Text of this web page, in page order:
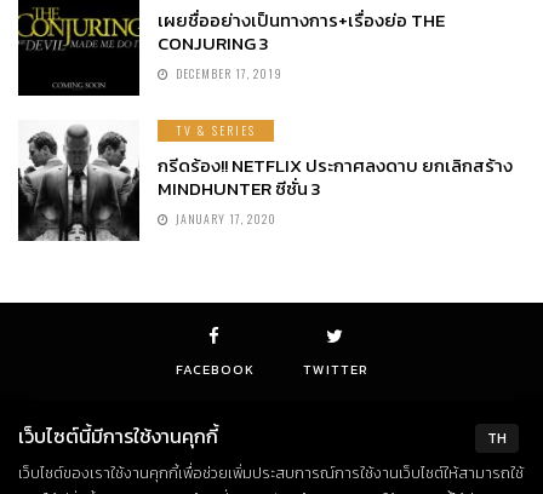
เผยชื่ออย่างเป็นทางการ+เรื่องย่อ THE
CONJURING 3
DECEMBER 17, 2019
TV & SERIES
กรีดร้อง!! NETFLIX ประกาศลงดาบ ยกเลิกสร้าง
MINDHUNTER ซีซั่น 3
JANUARY 17, 2020
FACEBOOK TWITTER
© Copyright 2018. All Rights Reserved
TH
เว็บไซต์นี้มีการใช้งานคุกกี้
เว็บไซต์ของเราใช้งานคุกกี้เพื่อช่วยเพิ่มประสบการณ์การใช้งานเว็บไซต์ให้สามารถใช้